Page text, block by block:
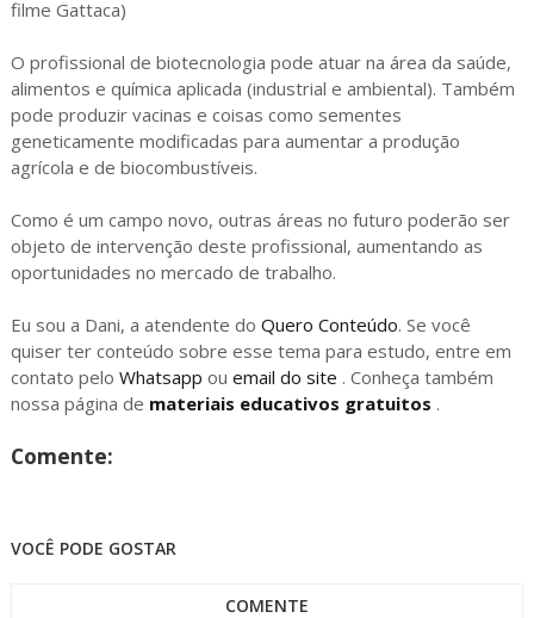
filme Gattaca)
O profissional de biotecnologia pode atuar na área da saúde,
alimentos e química aplicada (industrial e ambiental). Também
pode produzir vacinas e coisas como sementes
geneticamente modificadas para aumentar a produção
agrícola e de biocombustíveis.
Como é um campo novo, outras áreas no futuro poderão ser
objeto de intervenção deste profissional, aumentando as
oportunidades no mercado de trabalho.
Eu sou a Dani, a atendente do Quero Conteúdo. Se você
quiser ter conteúdo sobre esse tema para estudo, entre em
contato pelo Whatsapp ou email do site . Conheça também
nossa página de materiais educativos gratuitos .
Comente:
VOCÊ PODE GOSTAR
COMENTE